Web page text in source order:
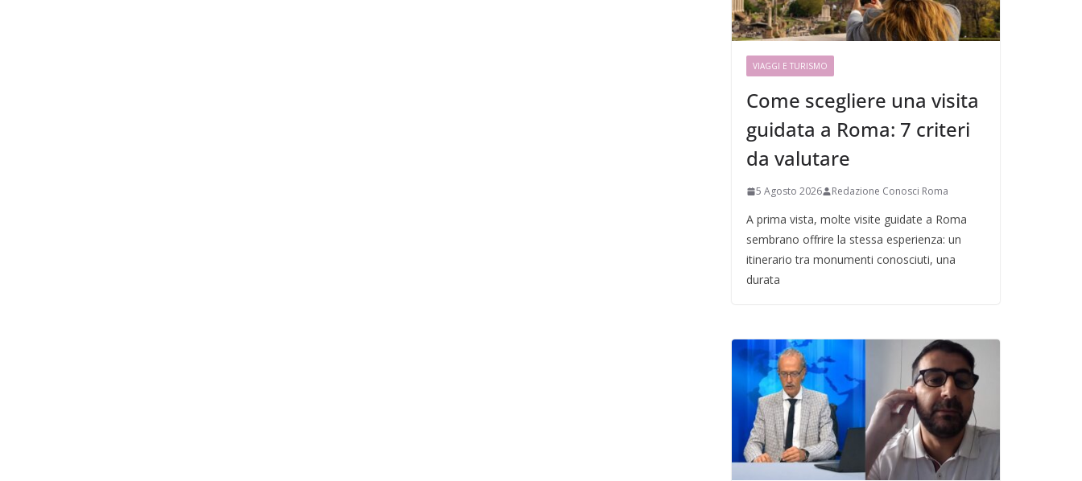
VIAGGI E TURISMO
Come scegliere una visita
guidata a Roma: 7 criteri
da valutare
5 Agosto 2026 Redazione Conosci Roma
A prima vista, molte visite guidate a Roma
sembrano offrire la stessa esperienza: un
itinerario tra monumenti conosciuti, una
durata